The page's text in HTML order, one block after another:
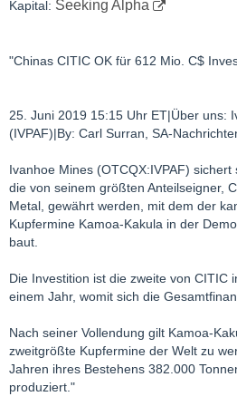
CITIC Metal, der derzeit mit 19,3 %
Ivanhoe besitzen. Herr Friedland
Kapital: Seeking Alpha
"Chinas CITIC OK für 612 Mio. C$
25. Juni 2019 15:15 Uhr ET|Über uns:
(IVPAF)|By: Carl Surran, SA-
Ivanhoe Mines (OTCQX:IVPAF) sichert
die von seinem größten Anteilseigner,
Metal, gewährt werden, mit dem der
Kupfermine Kamoa-Kakula in der
baut.
Die Investition ist die zweite von CITIC
einem Jahr, womit sich die
Nach seiner Vollendung gilt Kamoa-
zweitgrößte Kupfermine der Welt zu
Jahren ihres Bestehens 382.000
produziert."